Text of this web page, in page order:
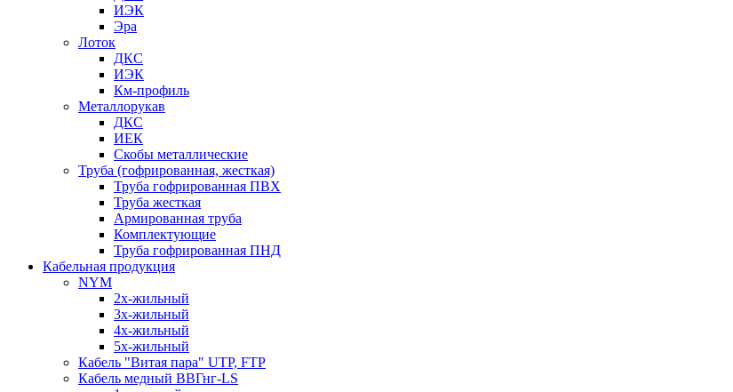
ИЭК
Эра
Лоток
ДКС
ИЭК
Км-профиль
Металлорукав
ДКС
ИЕК
Скобы металлические
Труба (гофрированная, жесткая)
Труба гофрированная ПВХ
Труба жесткая
Армированная труба
Комплектующие
Труба гофрированная ПНД
Кабельная продукция
NYM
2х-жильный
3х-жильный
4х-жильный
5х-жильный
Кабель "Витая пара" UTP, FTP
Кабель медный ВВГнг-LS